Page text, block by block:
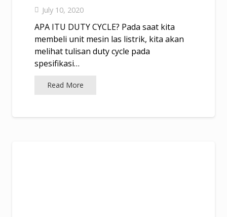
July 10, 2020
APA ITU DUTY CYCLE? Pada saat kita
membeli unit mesin las listrik, kita akan
melihat tulisan duty cycle pada
spesifikasi…
Read More